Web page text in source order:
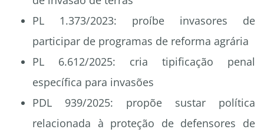
PL 1.373/2023: proíbe invasores de
participar de programas de reforma agrária
PL 6.612/2025: cria tipificação penal
específica para invasões
PDL 939/2025: propõe sustar política
relacionada à proteção de defensores de